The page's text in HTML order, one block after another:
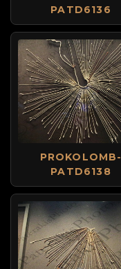
PATD6136
PROKOLOMB-
PATD6138